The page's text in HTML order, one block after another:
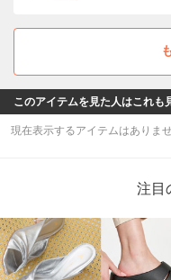
このアイテムを見た人はこれも
現在表示するアイテムはありませ
注目